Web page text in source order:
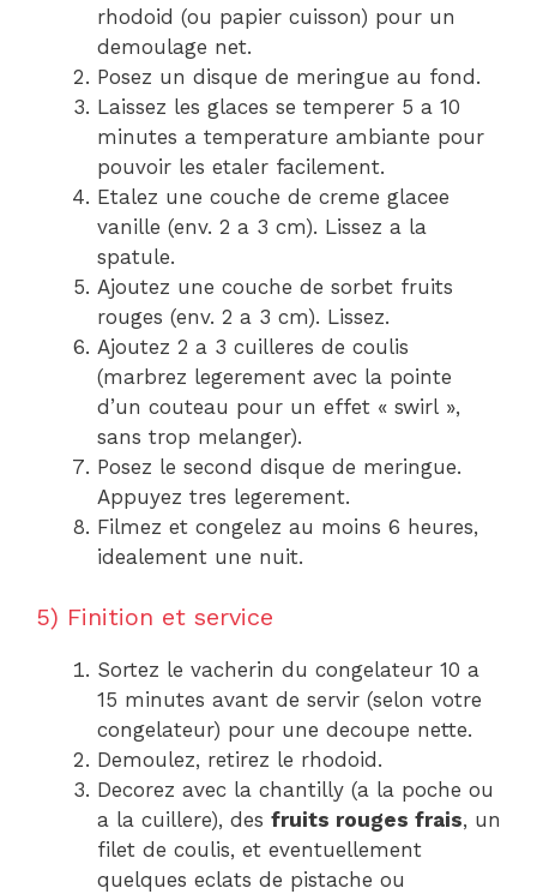
rhodoid (ou papier cuisson) pour un
demoulage net.
Posez un disque de meringue au fond.
Laissez les glaces se temperer 5 a 10
minutes a temperature ambiante pour
pouvoir les etaler facilement.
Etalez une couche de creme glacee
vanille (env. 2 a 3 cm). Lissez a la
spatule.
Ajoutez une couche de sorbet fruits
rouges (env. 2 a 3 cm). Lissez.
Ajoutez 2 a 3 cuilleres de coulis
(marbrez legerement avec la pointe
d’un couteau pour un effet « swirl »,
sans trop melanger).
Posez le second disque de meringue.
Appuyez tres legerement.
Filmez et congelez au moins 6 heures,
idealement une nuit.
5) Finition et service
Sortez le vacherin du congelateur 10 a
15 minutes avant de servir (selon votre
congelateur) pour une decoupe nette.
Demoulez, retirez le rhodoid.
Decorez avec la chantilly (a la poche ou
a la cuillere), des fruits rouges frais, un
filet de coulis, et eventuellement
quelques eclats de pistache ou